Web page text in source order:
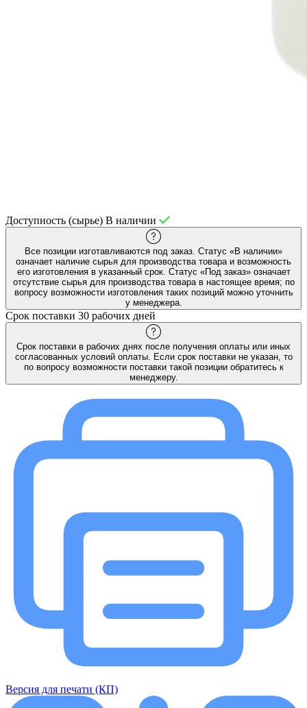
Доступность (сырье) В наличии
Все позиции изготавливаются под заказ. Статус «В наличии»
означает наличие сырья для производства товара и возможность
его изготовления в указанный срок. Статус «Под заказ» означает
отсутствие сырья для производства товара в настоящее время; по
вопросу возможности изготовления таких позиций можно уточнить
у менеджера.
Срок поставки 30 рабочих дней
Срок поставки в рабочих днях после получения оплаты или иных
согласованных условий оплаты. Если срок поставки не указан, то
по вопросу возможности поставки такой позиции обратитесь к
менеджеру.
Версия для печати (КП)